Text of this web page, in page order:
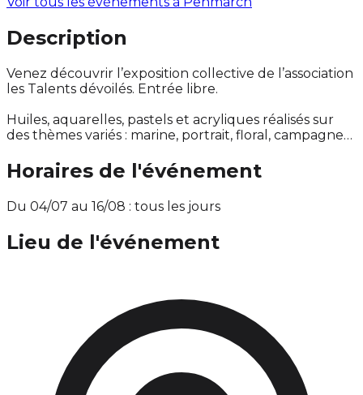
Description
Venez découvrir l’exposition collective de l’association
les Talents dévoilés. Entrée libre.
Huiles, aquarelles, pastels et acryliques réalisés sur
des thèmes variés : marine, portrait, floral, campagne…
Horaires de l'événement
Du 04/07 au 16/08 : tous les jours
Lieu de l'événement